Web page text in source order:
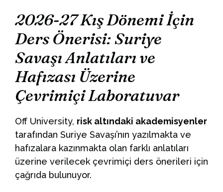
2026-27 Kış Dönemi İçin
Ders Önerisi: Suriye
Savaşı Anlatıları ve
Hafızası Üzerine
Çevrimiçi Laboratuvar
Off University, risk altındaki akademisyenler
tarafından Suriye Savaşı’nın yazılmakta ve
hafızalara kazınmakta olan farklı anlatıları
üzerine verilecek çevrimiçi ders önerileri için
çağrıda bulunuyor.